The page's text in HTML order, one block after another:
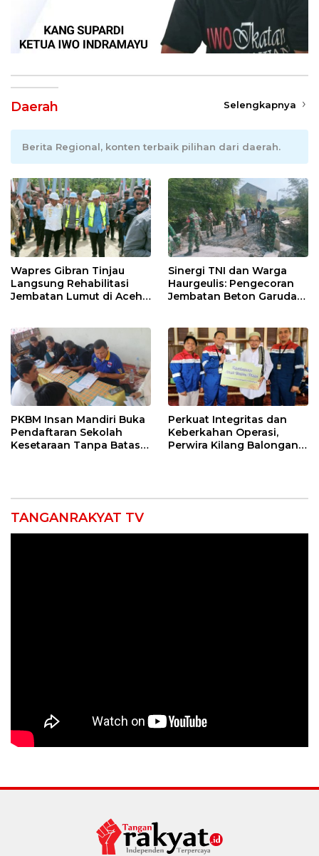
Daerah Selengkapnya
Berita Regional, konten terbaik pilihan dari daerah.
Wapres Gibran Tinjau
Langsung Rehabilitasi
Jembatan Lumut di Aceh
Sinergi TNI dan Warga
Haurgeulis: Pengecoran
Jembatan Beton Garuda
PKBM Insan Mandiri Buka
Pendaftaran Sekolah
Kesetaraan Tanpa Batas
Perkuat Integritas dan
Keberkahan Operasi,
Perwira Kilang Balongan
TANGANRAKYAT TV